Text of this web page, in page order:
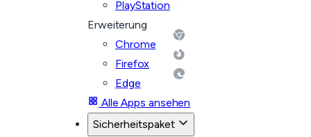
PlayStation
Erweiterung
Chrome
Firefox
Edge
Alle Apps ansehen
Sicherheitspaket